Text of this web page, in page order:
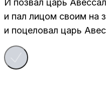
И по­звал царь
и пал ли­цом сво­им на
и по­це­ло­вал царь